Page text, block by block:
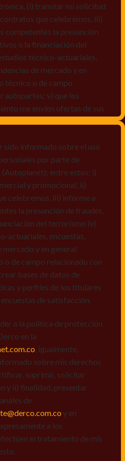
(i) tramitar mi solicitud
que celebremos, iii)
competentes la presunción
o la financiación del
técnico-actuariales,
de mercado y en
técnico o de campo
autopartes; v) que los
me envíen ofertas de sus
datos de acuerdo a las
los titulares de Datos
de satisfacción, vi) reportes
a la política de protección
en la
, igualmente,
sobre mis derechos
suprimir, solicitar
y ii) finalidad, presentar
de
y en
el tratamiento de mis
sido informado sobre el uso
por parte de
(Autoplanet); entre estos: i)
y promocional, ii)
celebremos, iii) informe a
la presunción de fraudes,
del terrorismo iv)
actuariales, encuestas,
mercado y en general
o de campo relacionado con
bases de datos de
y perfiles de los titulares
de satisfacción.
a la política de protección
en la
, igualmente,
sobre mis derechos
suprimir, solicitar
y ii) finalidad, presentar
de
y en
a los
el tratamiento de mis